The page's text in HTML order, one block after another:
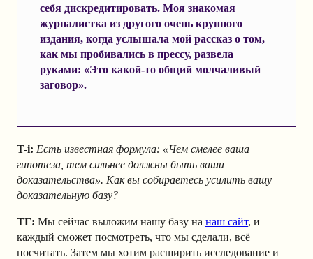
себя дискредитировать. Моя знакомая
журналистка из другого очень крупного
издания, когда услышала мой рассказ о том,
как мы пробивались в прессу, развела
руками: «Это какой-то общий молчаливый
заговор».
T-i: Есть известная формула: «Чем смелее ваша
гипотеза, тем сильнее должны быть ваши
доказательства». Как вы собираетесь усилить вашу
доказательную базу?
ТГ: Мы сейчас выложим нашу базу на наш сайт, и
каждый сможет посмотреть, что мы сделали, всё
посчитать. Затем мы хотим расширить исследование и